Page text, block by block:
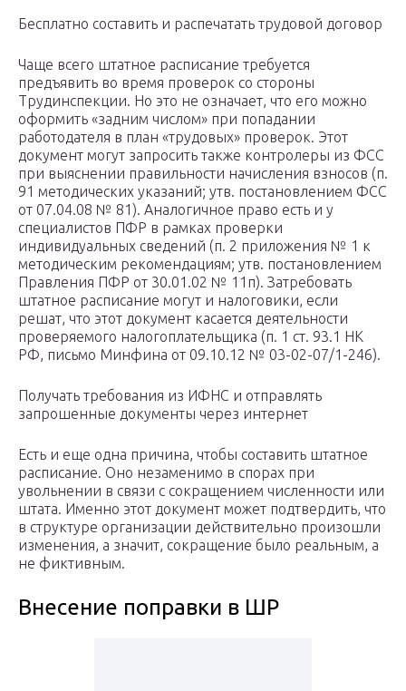
Бесплатно составить и распечатать трудовой договор
Чаще всего штатное расписание требуется
предъявить во время проверок со стороны
Трудинспекции. Но это не означает, что его можно
оформить «задним числом» при попадании
работодателя в план «трудовых» проверок. Этот
документ могут запросить также контролеры из ФСС
при выяснении правильности начисления взносов (п.
91 методических указаний; утв. постановлением ФСС
от 07.04.08 № 81). Аналогичное право есть и у
специалистов ПФР в рамках проверки
индивидуальных сведений (п. 2 приложения № 1 к
методическим рекомендациям; утв. постановлением
Правления ПФР от 30.01.02 № 11п). Затребовать
штатное расписание могут и налоговики, если
решат, что этот документ касается деятельности
проверяемого налогоплательщика (п. 1 ст. 93.1 НК
РФ, письмо Минфина от 09.10.12 № 03-02-07/1-246).
Получать требования из ИФНС и отправлять
запрошенные документы через интернет
Есть и еще одна причина, чтобы составить штатное
расписание. Оно незаменимо в спорах при
увольнении в связи с сокращением численности или
штата. Именно этот документ может подтвердить, что
в структуре организации действительно произошли
изменения, а значит, сокращение было реальным, а
не фиктивным.
Внесение поправки в ШР